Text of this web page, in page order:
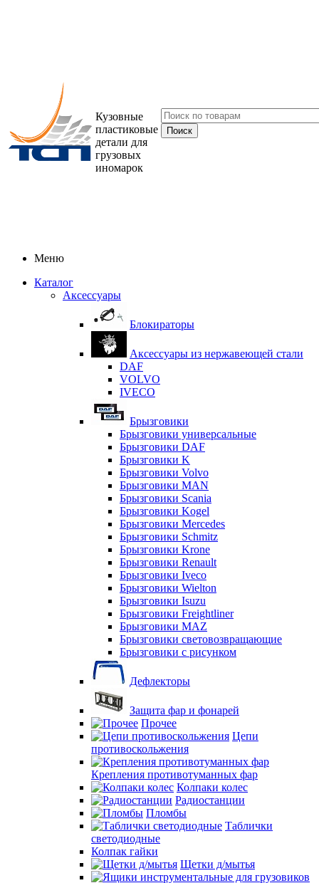
Кузовные
пластиковые
детали для
грузовых
иномарок
Меню
Каталог
Аксессуары
Блокираторы
Аксессуары из нержавеющей стали
DAF
VOLVO
IVECO
Брызговики
Брызговики универсальные
Брызговики DAF
Брызговики K
Брызговики Volvo
Брызговики MAN
Брызговики Scania
Брызговики Kogel
Брызговики Mercedes
Брызговики Schmitz
Брызговики Krone
Брызговики Renault
Брызговики Iveco
Брызговики Wielton
Брызговики Isuzu
Брызговики Freightliner
Брызговики MAZ
Брызговики световозвращающие
Брызговики с рисунком
Дефлекторы
Защита фар и фонарей
Прочее
Цепи
противоскольжения
Крепления противотуманных фар
Колпаки колес
Радиостанции
Пломбы
Таблички
светодиодные
Колпак гайки
Щетки д/мытья